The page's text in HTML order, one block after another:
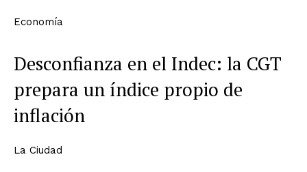
Economía
Desconfianza en el Indec: la CGT
prepara un índice propio de
inflación
La Ciudad